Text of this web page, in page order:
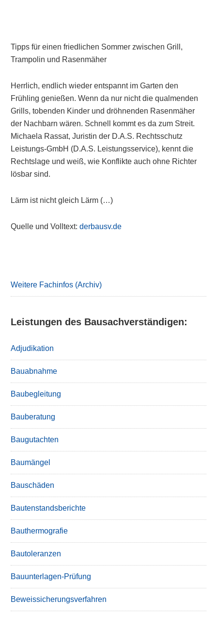
Tipps für einen friedlichen Sommer zwischen Grill,
Trampolin und Rasenmäher
Herrlich, endlich wieder entspannt im Garten den
Frühling genießen. Wenn da nur nicht die qualmenden
Grills, tobenden Kinder und dröhnenden Rasenmäher
der Nachbarn wären. Schnell kommt es da zum Streit.
Michaela Rassat, Juristin der D.A.S. Rechtsschutz
Leistungs-GmbH (D.A.S. Leistungsservice), kennt die
Rechtslage und weiß, wie Konflikte auch ohne Richter
lösbar sind.
Lärm ist nicht gleich Lärm (…)
Quelle und Volltext:derbausv.de
Weitere Fachinfos (Archiv)
Leistungen des Bausachverständigen:
Adjudikation
Bauabnahme
Baubegleitung
Bauberatung
Baugutachten
Baumängel
Bauschäden
Bautenstandsberichte
Bauthermografie
Bautoleranzen
Bauunterlagen-Prüfung
Beweissicherungsverfahren